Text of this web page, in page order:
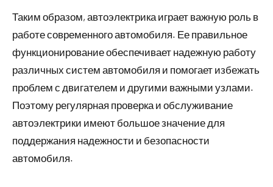
Таким образом, автоэлектрика играет важную роль в
работе современного автомобиля. Ее правильное
функционирование обеспечивает надежную работу
различных систем автомобиля и помогает избежать
проблем с двигателем и другими важными узлами.
Поэтому регулярная проверка и обслуживание
автоэлектрики имеют большое значение для
поддержания надежности и безопасности
автомобиля.